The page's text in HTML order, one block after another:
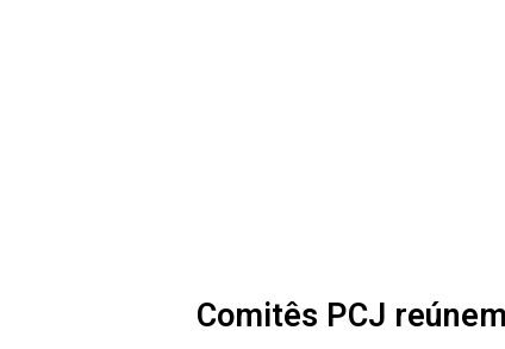
Comitês PCJ